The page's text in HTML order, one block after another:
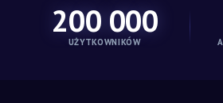
200 000
UŻYTKOWNIKÓW